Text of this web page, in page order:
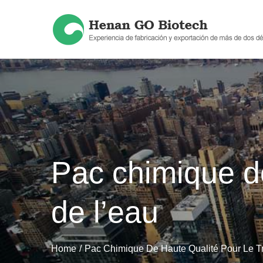
Pac chimique
de l’eau
Home Pac Chimique De Haute Qualité Pour Le